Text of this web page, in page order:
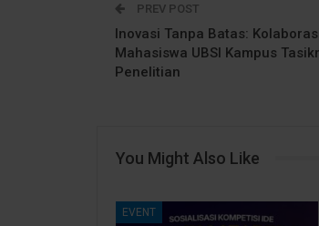
PREV POST
Inovasi Tanpa Batas:
Mahasiswa UBSI Kampus
Penelitian
You Might Also Like
EVENT